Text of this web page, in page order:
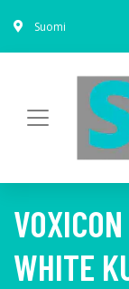
Suomi
WHITE